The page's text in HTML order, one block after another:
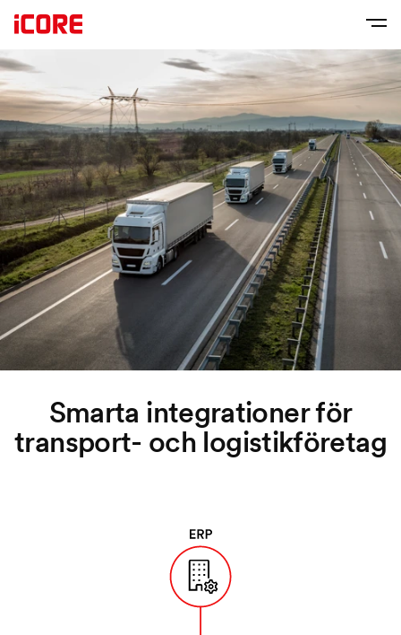
Smarta integrationer för
transport- och logistikföretag